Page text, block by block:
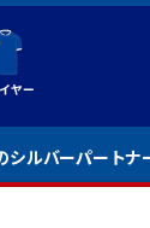
シルバーパートナ